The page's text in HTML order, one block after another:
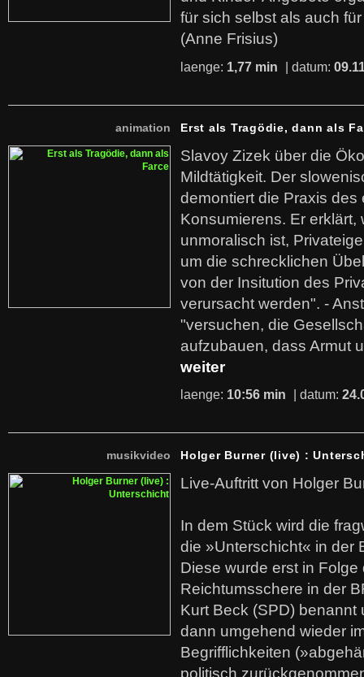
für sich selbst als auch
(Anne Frisius)
laenge: 1,77 min | datum:
animation Erst als Tragödie, dann als
Slavoy Zizek über die
Mildtätigkeit. Der
demontiert die Praxis des
Konsumierens. Er erklärt,
unmoralisch ist,
um die schrecklichen
von der Insitution des
verursacht werden". -
"versuchen, die
aufzubauen, dass Armut
weiter
laenge: 10:56 min | datum:
musikvideo Holger Burner (live) :
Live-Auftritt von Holger
In dem Stück wird die
die »Unterschicht« in der
Diese wurde erst in
Reichtumsschere in der
Kurt Beck (SPD)
dann umgehend wieder
Begrifflichkeiten
politisch